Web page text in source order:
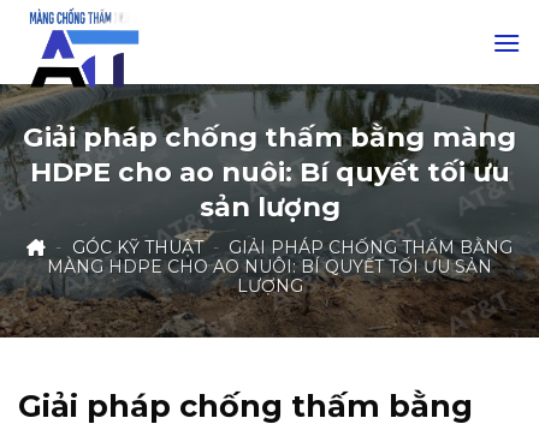
Skip
content
Giải pháp chống thấm bằng màng
HDPE cho ao nuôi: Bí quyết tối ưu
sản lượng
- GÓC KỸ THUẬT - GIẢI PHÁP CHỐNG THẤM BẰNG
MÀNG HDPE CHO AO NUÔI: BÍ QUYẾT TỐI ƯU SẢN
LƯỢNG
Giải pháp chống thấm bằng